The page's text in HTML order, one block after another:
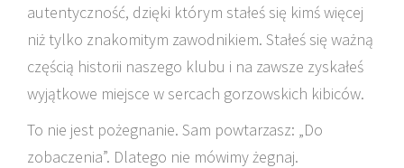
autentyczność, dzięki którym stałeś się kimś więcej
niż tylko znakomitym zawodnikiem. Stałeś się ważną
częścią historii naszego klubu i na zawsze zyskałeś
wyjątkowe miejsce w sercach gorzowskich kibiców.
To nie jest pożegnanie. Sam powtarzasz: „Do
zobaczenia”. Dlatego nie mówimy żegnaj.